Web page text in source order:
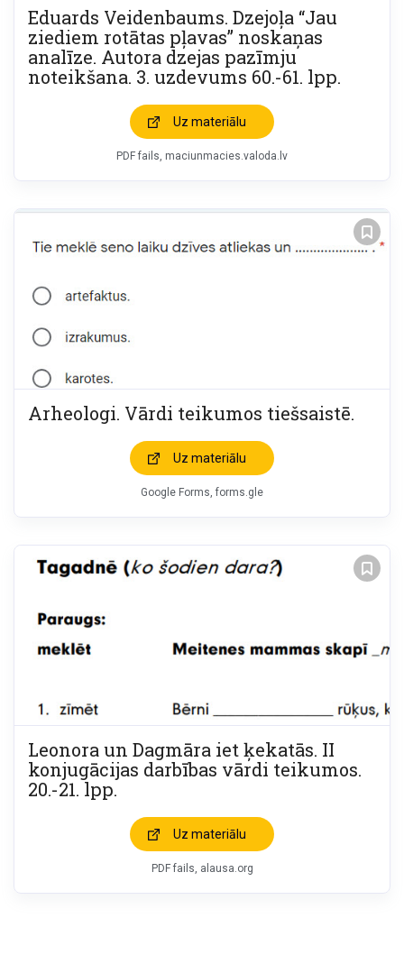
Eduards Veidenbaums. Dzejoļa “Jau
ziediem rotātas pļavas” noskaņas
analīze. Autora dzejas pazīmju
noteikšana. 3. uzdevums 60.-61. lpp.
Uz materiālu
PDF fails, maciunmacies.valoda.lv
Arheologi. Vārdi teikumos tiešsaistē.
Uz materiālu
Google Forms, forms.gle
Leonora un Dagmāra iet ķekatās. II
konjugācijas darbības vārdi teikumos.
20.-21. lpp.
Uz materiālu
PDF fails, alausa.org